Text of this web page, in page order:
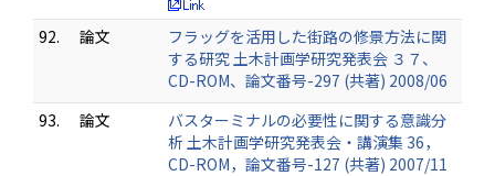
92. 論文
フラッグを活用した街路の修景方法に関
する研究 土木計画学研究発表会 ３７、
CD-ROM、論文番号-297 (共著) 2008/06
93.
論文
バスターミナルの必要性に関する意識分
析 土木計画学研究発表会・講演集 36，
CD-ROM，論文番号-127 (共著) 2007/11